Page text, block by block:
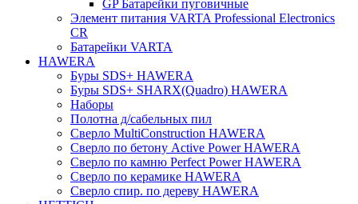
GP Батарейки пуговичные
Элемент питания VARTA Professional Electronics
CR
Батарейки VARTA
HAWERA
Буры SDS+ HAWERA
Буры SDS+ SHARX(Quadro) HAWERA
Наборы
Полотна д/сабельных пил
Сверло MultiConstruction HAWERA
Сверло по бетону Active Power HAWERA
Сверло по камню Perfect Power HAWERA
Сверло по керамике HAWERA
Сверло спир. по дереву HAWERA